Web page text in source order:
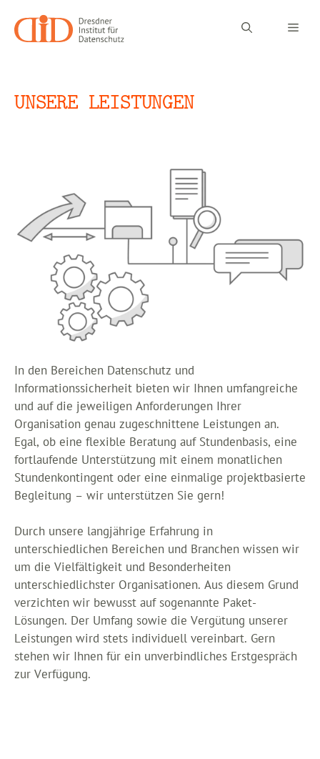
Inhalt
springen
UNSERE LEISTUNGEN
In den Bereichen Datenschutz und
Informationssicherheit bieten wir Ihnen umfangreiche
und auf die jeweiligen Anforderungen Ihrer
Organisation genau zugeschnittene Leistungen an.
Egal, ob eine flexible Beratung auf Stundenbasis, eine
fortlaufende Unterstützung mit einem monatlichen
Stundenkontingent oder eine einmalige projektbasierte
Begleitung – wir unterstützen Sie gern!
Durch unsere langjährige Erfahrung in
unterschiedlichen Bereichen und Branchen wissen wir
um die Vielfältigkeit und Besonderheiten
unterschiedlichster Organisationen. Aus diesem Grund
verzichten wir bewusst auf sogenannte Paket-
Lösungen. Der Umfang sowie die Vergütung unserer
Leistungen wird stets individuell vereinbart. Gern
stehen wir Ihnen für ein unverbindliches Erstgespräch
zur Verfügung.